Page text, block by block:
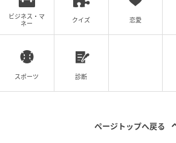
の記事をもっとみる
ビジネス・マ
ネー
クイズ 恋愛
スポーツ 診断
ページトップへ戻る